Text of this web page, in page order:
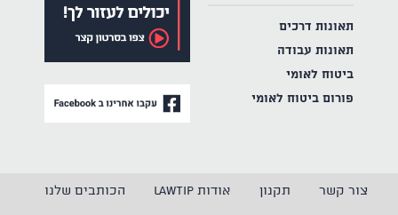
תאונות דרכים
תאונות עבודה
ביטוח לאומי
פורום ביטוח לאומי
צור קשר תקנון אודות LAWTIP הכותבים שלנו